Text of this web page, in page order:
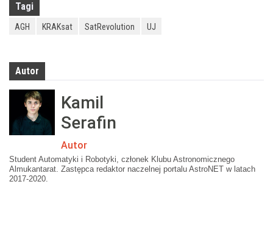
Tagi
AGH KRAKsat SatRevolution UJ
Autor
Kamil
Serafin
Autor
Student Automatyki i Robotyki, członek Klubu Astronomicznego
Almukantarat. Zastępca redaktor naczelnej portalu AstroNET w latach
2017-2020.